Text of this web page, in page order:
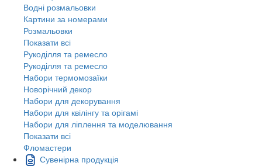
Водні розмальовки
Картини за номерами
Розмальовки
Показати всі
Рукоділля та ремесло
Рукоділля та ремесло
Набори термомозаїки
Новорічний декор
Набори для декорування
Набори для квілінгу та орігамі
Набори для ліплення та моделювання
Показати всі
Фломастери
Сувенірна продукція